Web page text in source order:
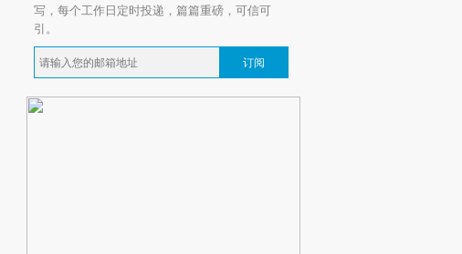
写，每个工作日定时投递，篇篇重磅，可信可
引。
订阅